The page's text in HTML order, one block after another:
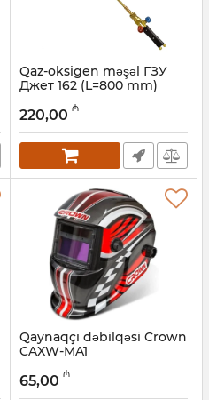
Qaz-oksigen məşəl ГЗУ
Джет 162 (L=800 mm)
12018473
220,00 ₼
Qaynaqçı dəbilqəsi Crown
CAXW-MA1
043001003
65,00 ₼